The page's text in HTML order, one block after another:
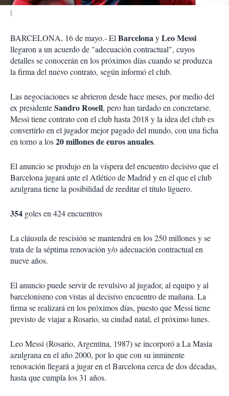
BARCELONA, 16 de mayo.- El BarcelonayLeo Messi
llegaron a un acuerdo de "adecuación contractual", cuyos
detalles se conocerán en los próximos días cuando se produzca
la firma del nuevo contrato, según informó el club.
Las negociaciones se abrieron desde hace meses, por medio del
ex presidenteSandro Rosell, pero han tardado en concretarse.
Messi tiene contrato con el club hasta 2018 y la idea del club es
convertirlo en el jugador mejor pagado del mundo, con una ficha
en torno a los20 millones de euros anuales.
El anuncio se produjo en la víspera del encuentro decisivo que el
Barcelona jugará ante el Atlético de Madrid y en el que el club
azulgrana tiene la posibilidad de reeditar el título liguero.
354 goles en 424 encuentros
La cláusula de rescisión se mantendrá en los 250 millones y se
trata de la séptima renovación y/o adecuación contractual en
nueve años.
El anuncio puede servir de revulsivo al jugador, al equipo y al
barcelonismo con vistas al decisivo encuentro de mañana. La
firma se realizará en los próximos días, puesto que Messi tiene
previsto de viajar a Rosario, su ciudad natal, el próximo lunes.
Leo Messi (Rosario, Argentina, 1987) se incorporó a La Masia
azulgrana en el año 2000, por lo que con su inminente
renovación llegará a jugar en el Barcelona cerca de dos décadas,
hasta que cumpla los 31 años.